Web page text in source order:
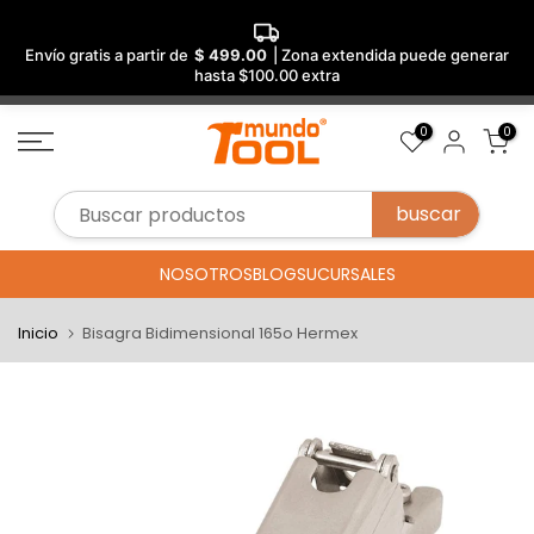
Envío gratis a partir de $ 499.00
| Zona extendida puede generar
hasta $100.00 extra
Saltar
al
0 0
NOSOTROSBLOGSUCURSALES
Inicio Bisagra Bidimensional 165o Hermex